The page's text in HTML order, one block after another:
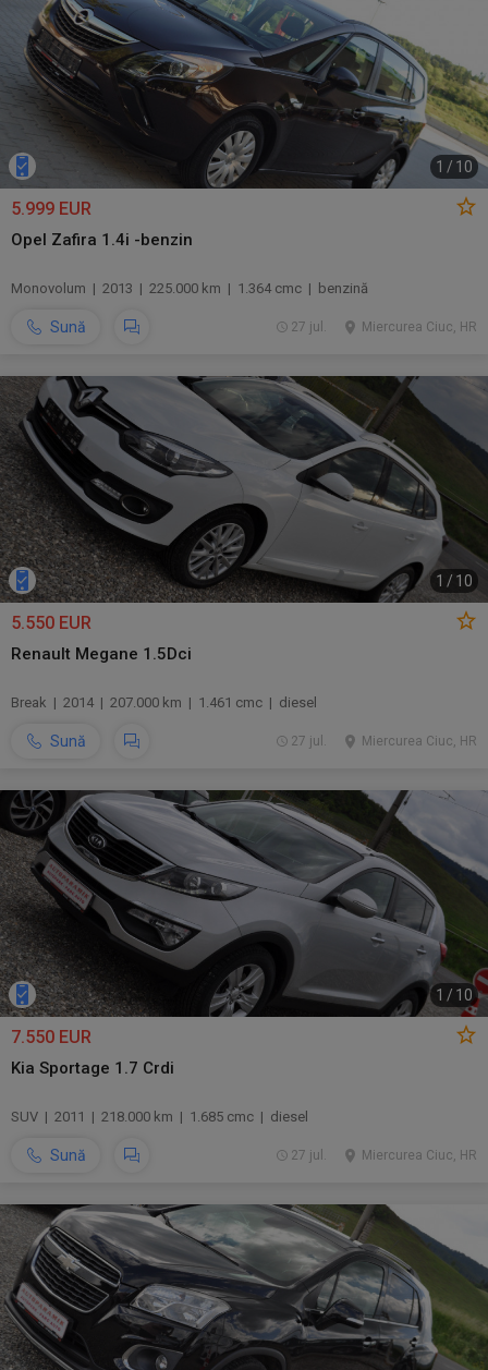
1 / 10
5.999 EUR
Opel Zafira 1.4i -benzin
Monovolum | 2013 | 225.000 km | 1.364 cmc | benzină
Sună Miercurea Ciuc, HR
27 jul.
1 / 10
5.550 EUR
Renault Megane 1.5Dci
Break | 2014 | 207.000 km | 1.461 cmc | diesel
Sună Miercurea Ciuc, HR
27 jul.
1 / 10
7.550 EUR
Kia Sportage 1.7 Crdi
SUV | 2011 | 218.000 km | 1.685 cmc | diesel
Sună Miercurea Ciuc, HR
27 jul.